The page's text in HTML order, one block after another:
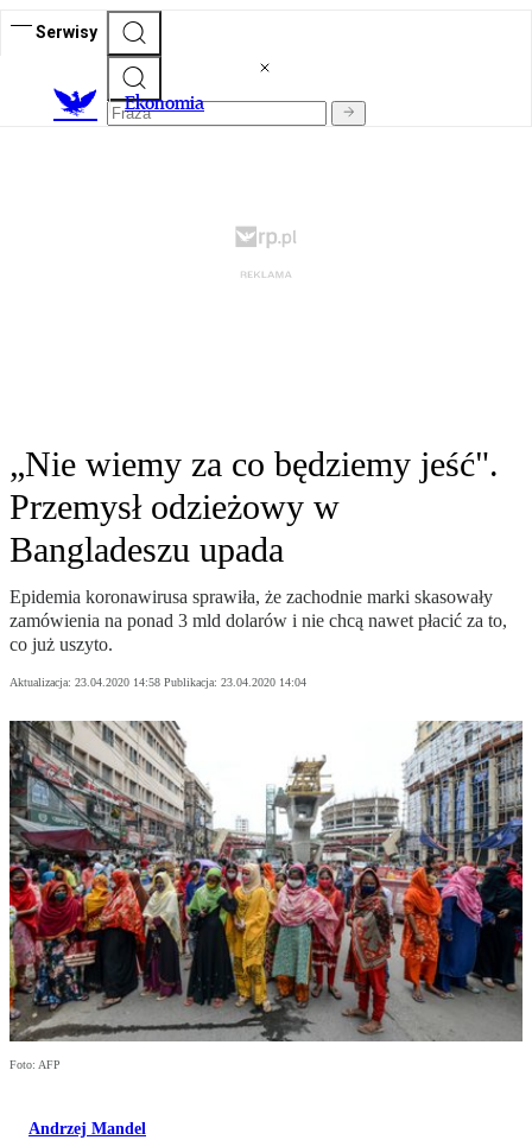
Serwisy
Ekonomia
„Nie wiemy za co będziemy jeść".
Przemysł odzieżowy w
Bangladeszu upada
Epidemia koronawirusa sprawiła, że zachodnie marki skasowały
zamówienia na ponad 3 mld dolarów i nie chcą nawet płacić za to,
co już uszyto.
Aktualizacja: 23.04.2020 14:58 Publikacja: 23.04.2020 14:04
Foto: AFP
Andrzej Mandel